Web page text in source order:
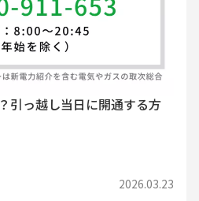
引っ越し当日に開通する方
2026.03.23